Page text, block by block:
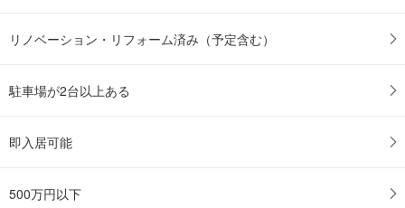
リノベーション・リフォーム済み（予定含む）
駐車場が2台以上ある
即入居可能
500万円以下